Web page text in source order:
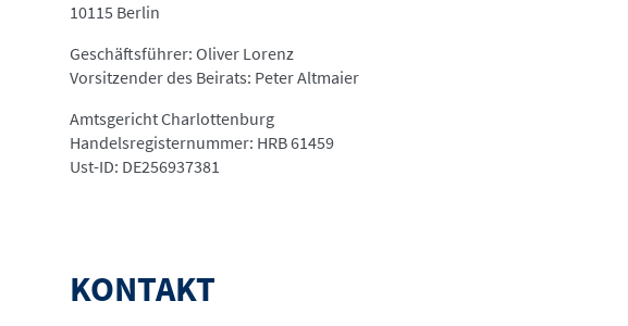
10115 Berlin
Geschäftsführer: Oliver Lorenz
Vorsitzender des Beirats: Peter Altmaier
Amtsgericht Charlottenburg
Handelsregisternummer: HRB 61459
Ust-ID: DE256937381
KONTAKT